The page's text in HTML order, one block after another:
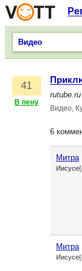
Видео
41
В пену
rutube.ru
Видео,
6
Митра
Митра